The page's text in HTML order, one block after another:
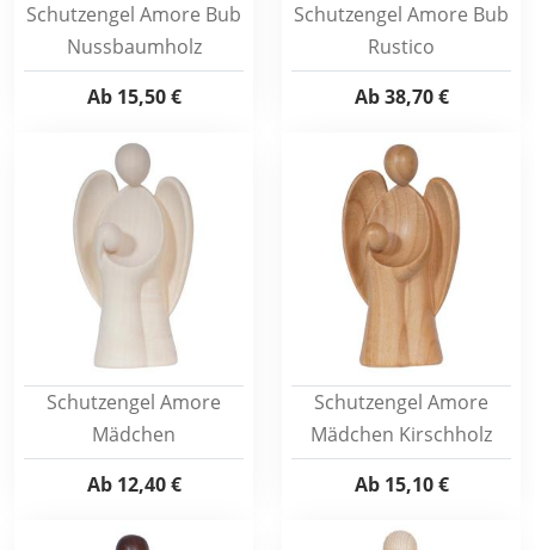
Schutzengel Amore Bub
Nussbaumholz
Ab15,50 €
Schutzengel Amore Bub
Rustico
Ab38,70 €
Schutzengel Amore
Mädchen
Ab12,40 €
Schutzengel Amore
Mädchen Kirschholz
Ab15,10 €